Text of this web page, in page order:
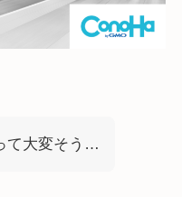
て大変そう…